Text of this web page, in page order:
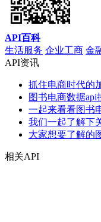
API百科
生活服务 企业工商 金
API资讯
抓住电商时代的
图书电商数据api
一起来看看图书
我们一起了解下
大家想要了解的
相关API